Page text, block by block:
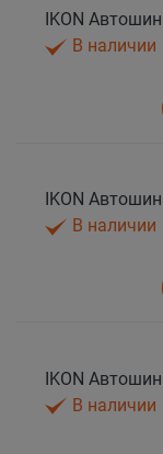
В наличии
В наличии
В наличии